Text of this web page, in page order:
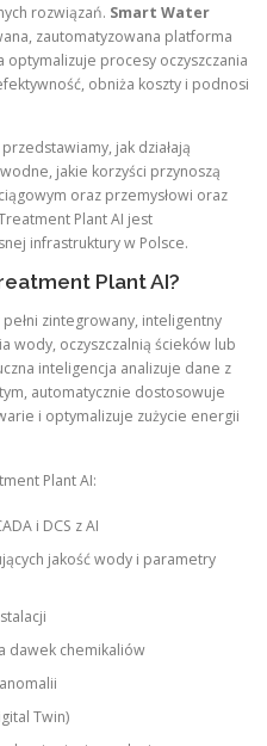
rozwiązań. Smart Water
zautomatyzowana platforma
procesy oczyszczania
obniża koszty i podnosi
jak działają
jakie korzyści przynoszą
oraz przemysłowi oraz
Plant AI jest
infrastruktury w Polsce.
Plant AI?
zintegrowany, inteligentny
wody, oczyszczalnią ścieków lub
inteligencja analizuje dane z
automatycznie dostosowuje
i optymalizuje zużycie energii
Plant AI:
i DCS z AI
jakość wody i parametry
dawek chemikaliów
Twin)